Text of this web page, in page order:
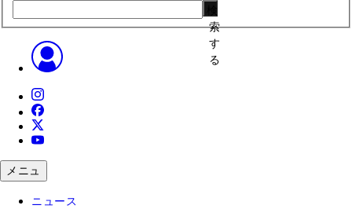
索
す
る
メニュ
ニュース